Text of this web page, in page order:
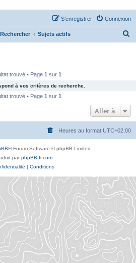
Connexion
S’enregistrer
Rechercher Sujets actifs
c
e
trouvé • Page 1 sur 1
à vos critères de recherche.
trouvé • Page 1 sur 1
Aller à
Heures au format UTC+02:00
® Forum Software © phpBB Limited
parphpBB-fr.com
| Conditions